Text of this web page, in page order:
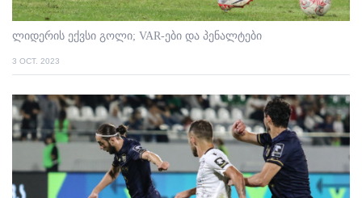
ლიდერის ექვსი გოლი; VAR-ები და პენალტები
3 OCT. 2023